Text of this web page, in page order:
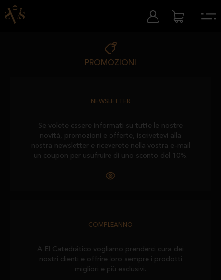
PROMOZIONI
NEWSLETTER
Se volete essere informati su tutte le nostre
novità, promozioni e offerte, iscrivetevi alla
nostra newsletter e riceverete nella vostra e-mail
un coupon per usufruire di uno sconto del 10%.
COMPLEANNO
A El Catedrático vogliamo prenderci cura dei
nostri clienti e offrire loro sempre i prodotti
migliori e più esclusivi.